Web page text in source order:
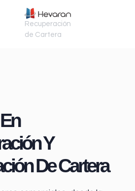
Recuperación
de Cartera
Y
De Cartera